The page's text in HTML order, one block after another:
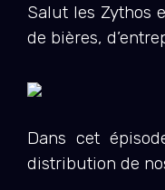
Salut les Zythos
de bières,
Dans cet
distribution de